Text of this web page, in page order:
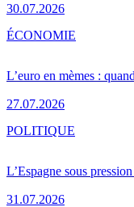
30.07.2026
L’euro en mèmes :
27.07.2026
ÉCONOMIE
L’Espagne sous
31.07.2026
POLITIQUE